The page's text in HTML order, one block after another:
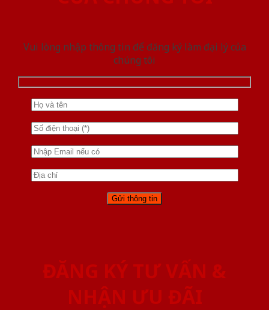
Vui lòng nhập thông tin để đăng ký làm đại lý của
chúng tôi
ĐĂNG KÝ TƯ VẤN &
NHẬN ƯU ĐÃI